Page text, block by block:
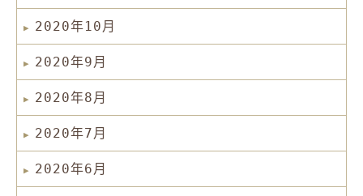
2020年10月
2020年9月
2020年8月
2020年7月
2020年6月